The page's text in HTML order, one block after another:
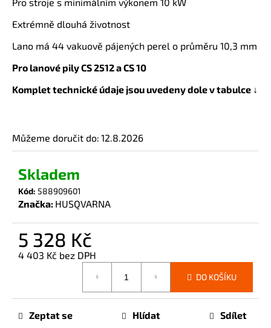
Extrémně dlouhá životnost
Lano má 44 vakuově pájených perel o průměru 10,3 mm
Pro lanové pily CS 2512 a CS 10
Komplet technické údaje jsou uvedeny dole v tabulce ↓
Můžeme doručit do: 12.8.2026
Skladem
Kód: 588909601
Značka: HUSQVARNA
5 328 Kč
4 403 Kč bez DPH
DO KOŠÍKU
Zeptat se Hlídat Sdílet
D
p
o
r
u
j
m